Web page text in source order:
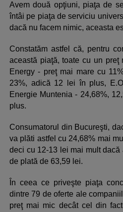
Avem două opţiuni, piaţa de
întâi pe piaţa de serviciu
dacă nu facem nimic, aceasta
Constatăm astfel că, pentru
această piaţă, toate cu un
Energy - preţ mai mare cu
23%, adică 12 lei în plus,
Energie Muntenia - 24,68%,
plus.
Consumatorul din Bucureşti,
va plăti astfel cu 24,68% mai
deci cu 12-13 lei mai mult
de plată de 63,59 lei.
În ceea ce priveşte piaţa
dintre 79 de oferte ale
preţ mai mic decât cel din